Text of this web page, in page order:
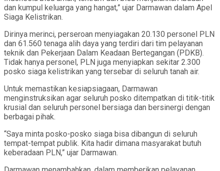
dan kumpul keluarga yang hangat,” ujar Darmawan dalam Apel
Siaga Kelistrikan.
Dirinya merinci, perseroan menyiagakan 20.130 personel PLN
dan 61.560 tenaga alih daya yang terdiri dari tim pelayanan
teknik dan Pekerjaan Dalam Keadaan Bertegangan (PDKB).
Tidak hanya personel, PLN juga menyiapkan sekitar 2.300
posko siaga kelistrikan yang tersebar di seluruh tanah air.
Untuk memastikan kesiapsiagaan, Darmawan
menginstruksikan agar seluruh posko ditempatkan di titik-titik
krusial dan seluruh personel bersiaga dan bersinergi dengan
berbagai pihak.
“Saya minta posko-posko siaga bisa dibangun di seluruh
tempat-tempat publik. Kita hadir dimana masyarakat butuh
keberadaan PLN,” ujar Darmawan.